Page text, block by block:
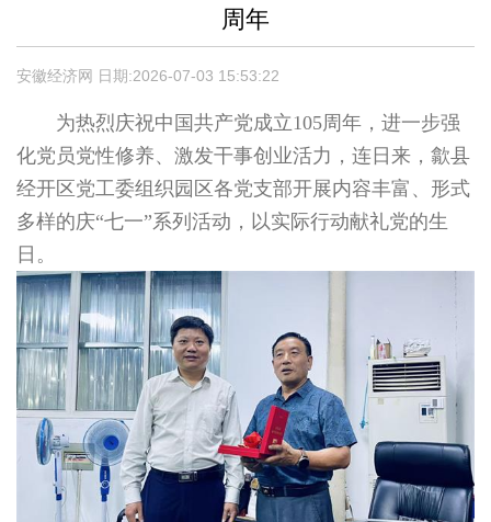
周年
安徽经济网 日期:2026-07-03 15:53:22
为热烈庆祝中国共产党成立105周年，进一步强
化党员党性修养、激发干事创业活力，连日来，歙县
经开区党工委组织园区各党支部开展内容丰富、形式
多样的庆“七一”系列活动，以实际行动献礼党的生
日。